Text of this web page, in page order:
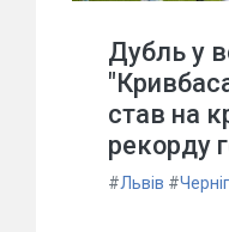
Дубль у
став на
рекорду
#Львів #